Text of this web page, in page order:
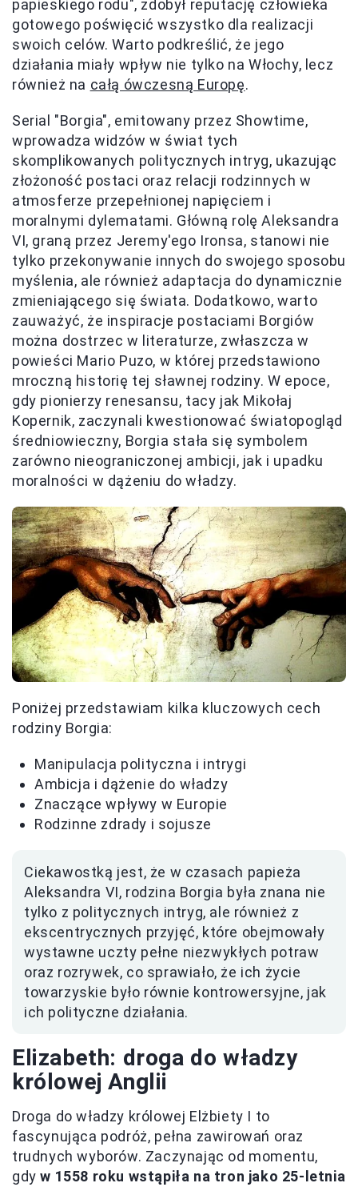
papieskiego rodu", zdobył reputację człowieka
gotowego poświęcić wszystko dla realizacji
swoich celów. Warto podkreślić, że jego
działania miały wpływ nie tylko na Włochy, lecz
również na całą ówczesną Europę.
Serial "Borgia", emitowany przez Showtime,
wprowadza widzów w świat tych
skomplikowanych politycznych intryg, ukazując
złożoność postaci oraz relacji rodzinnych w
atmosferze przepełnionej napięciem i
moralnymi dylematami. Główną rolę Aleksandra
VI, graną przez Jeremy'ego Ironsa, stanowi nie
tylko przekonywanie innych do swojego sposobu
myślenia, ale również adaptacja do dynamicznie
zmieniającego się świata. Dodatkowo, warto
zauważyć, że inspiracje postaciami Borgiów
można dostrzec w literaturze, zwłaszcza w
powieści Mario Puzo, w której przedstawiono
mroczną historię tej sławnej rodziny. W epoce,
gdy pionierzy renesansu, tacy jak Mikołaj
Kopernik, zaczynali kwestionować światopogląd
średniowieczny, Borgia stała się symbolem
zarówno nieograniczonej ambicji, jak i upadku
moralności w dążeniu do władzy.
Poniżej przedstawiam kilka kluczowych cech
rodziny Borgia:
Manipulacja polityczna i intrygi
Ambicja i dążenie do władzy
Znaczące wpływy w Europie
Rodzinne zdrady i sojusze
Ciekawostką jest, że w czasach papieża
Aleksandra VI, rodzina Borgia była znana nie
tylko z politycznych intryg, ale również z
ekscentrycznych przyjęć, które obejmowały
wystawne uczty pełne niezwykłych potraw
oraz rozrywek, co sprawiało, że ich życie
towarzyskie było równie kontrowersyjne, jak
ich polityczne działania.
Elizabeth: droga do władzy
królowej Anglii
Droga do władzy królowej Elżbiety I to
fascynująca podróż, pełna zawirowań oraz
trudnych wyborów. Zaczynając od momentu,
gdyw 1558 roku wstąpiła na tron jako 25-letnia